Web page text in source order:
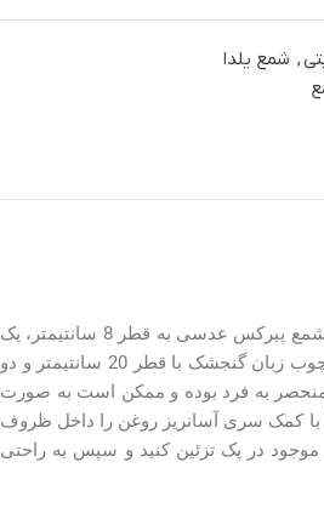
, شمع یلدا
شمع پیرکس ست عدسی با پک هدیه یلدای بزرگ یک هدیه بسیار زیبا و مناسب است که می‌توانید در شب چله یا شب یلدا به عزیزان خود هدیه دهید. این پک هدیه شامل یک عدد شمع پیرکس عدسی به قطر 8 سانتیمتر، یک
عدد شمع پیرکس عدسی به قطر 10 سانتیمتر، دو عدد فتیله نخ‌پنبه‌ای، دو عدد سرفتیله شیشه‌ای، دو عدد روغن شمع مایع قرمز 100 سی‌سی به همراه سری آسانریز، یک عدد چوب زبان گنجشک با قطر 20 سانتیمتر و دو
منحصر به فرد بوده و ممکن است به صورت
با کمک سری آسانریز روغن را داخل ظروف
در پک تزئین کنید و سپس به راحتی